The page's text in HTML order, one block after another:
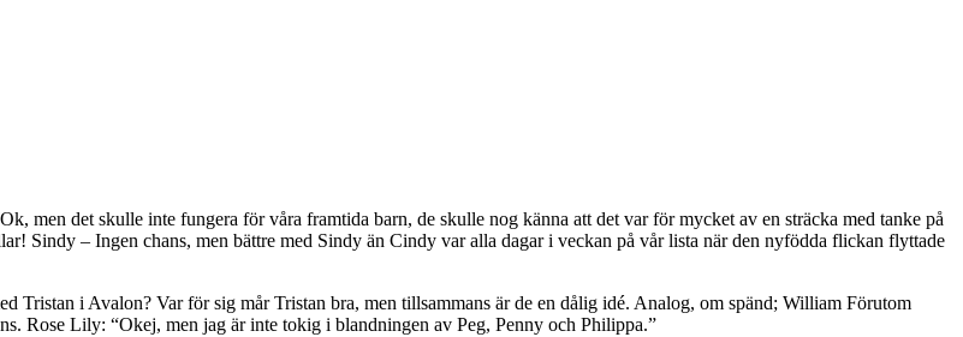
men det skulle inte fungera för våra framtida barn, de skulle nog känna att det var för mycket av en sträcka med tanke på
Sindy – Ingen chans, men bättre med Sindy än Cindy var alla dagar i veckan på vår lista när den nyfödda flickan flyttade
Tristan i Avalon? Var för sig mår Tristan bra, men tillsammans är de en dålig idé. Analog, om spänd; William Förutom
Rose Lily: “Okej, men jag är inte tokig i blandningen av Peg, Penny och Philippa.”